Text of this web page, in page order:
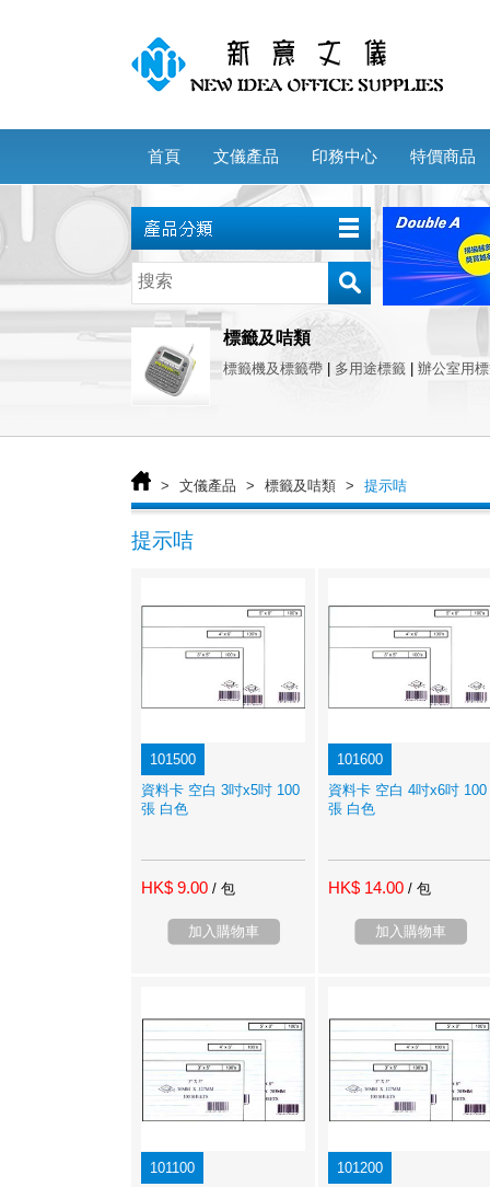
首頁 文儀產品 印務中心 特價商品
標籤及咭類
標籤機及標籤帶 多用途標籤 辦公室用
> 文儀產品 > 標籤及咭類 > 提示咭
提示咭
101500
資料卡 空白 3吋x5吋 100
張 白色
HK$ 9.00 / 包
加入購物車
101600
資料卡 空白 4吋x6吋 100
張 白色
HK$ 14.00 / 包
加入購物車
101100
101200